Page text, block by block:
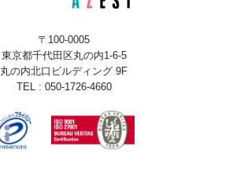
〒100-0005
東京都千代田区丸の内1-6-5
丸の内北口ビルディング 9F
TEL : 050-1726-4660